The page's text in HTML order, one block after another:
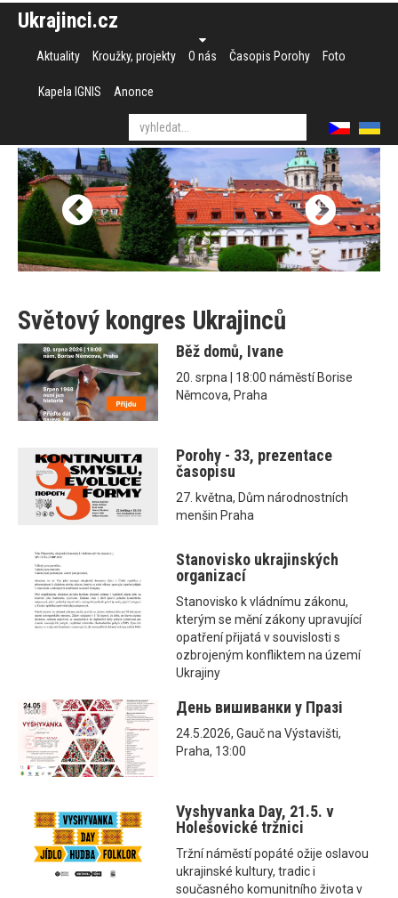
Ukrajinci.cz
Aktuality Kroužky, projekty O nás Časopis Porohy Foto
Kapela IGNIS Anonce
Světový kongres Ukrajinců
Běž domů, Ivane
20. srpna | 18:00 náměstí Borise
Němcova, Praha
Porohy - 33, prezentace
časopisu
27. května, Dům národnostních
menšin Praha
Stanovisko ukrajinských
organizací
Stanovisko k vládnímu zákonu,
kterým se mění zákony upravující
opatření přijatá v souvislosti s
ozbrojeným konfliktem na území
Ukrajiny
День вишиванки у Празі
24.5.2026, Gauč na Výstavišti,
Praha, 13:00
Vyshyvanka Day, 21.5. v
Holešovické tržnici
Tržní náměstí popáté ožije oslavou
ukrajinské kultury, tradic i
současného komunitního života v